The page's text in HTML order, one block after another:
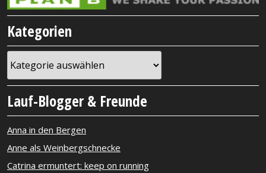
Kategorien
Lauf-Blogger & Freunde
Anna in den Bergen
Anne als Weinbergschnecke
Catrina ermuntert: keep on running